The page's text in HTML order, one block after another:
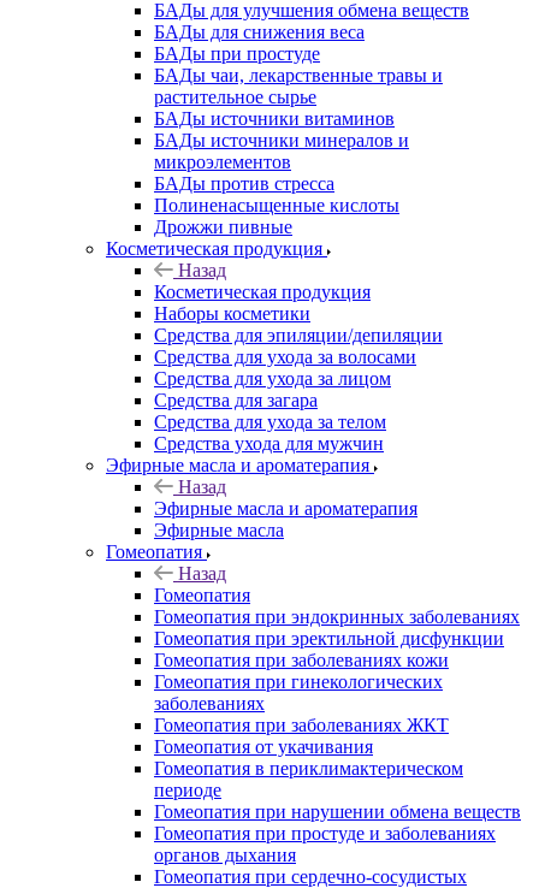
БАДы для улучшения обмена веществ
БАДы для снижения веса
БАДы при простуде
БАДы чаи, лекарственные травы и
растительное сырье
БАДы источники витаминов
БАДы источники минералов и
микроэлементов
БАДы против стресса
Полиненасыщенные кислоты
Дрожжи пивные
Косметическая продукция
Назад
Косметическая продукция
Наборы косметики
Средства для эпиляции/депиляции
Средства для ухода за волосами
Средства для ухода за лицом
Средства для загара
Средства для ухода за телом
Средства ухода для мужчин
Эфирные масла и ароматерапия
Назад
Эфирные масла и ароматерапия
Эфирные масла
Гомеопатия
Назад
Гомеопатия
Гомеопатия при эндокринных заболеваниях
Гомеопатия при эректильной дисфункции
Гомеопатия при заболеваниях кожи
Гомеопатия при гинекологических
заболеваниях
Гомеопатия при заболеваниях ЖКТ
Гомеопатия от укачивания
Гомеопатия в периклимактерическом
периоде
Гомеопатия при нарушении обмена веществ
Гомеопатия при простуде и заболеваниях
органов дыхания
Гомеопатия при сердечно-сосудистых